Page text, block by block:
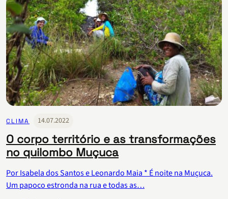
CLIMA 14.07.2022
O corpo território e as transformações
no quilombo Muçuca
Por Isabela dos Santos e Leonardo Maia * É noite na Muçuca.
Um papoco estronda na rua e todas as…